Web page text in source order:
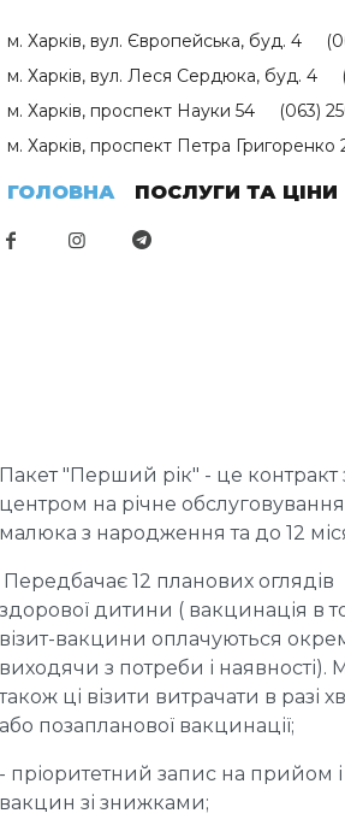
м. Харків, вул. Європейська, буд. 4
м. Харків, вул. Леся Сердюка, буд. 4
м. Харків, проспект Науки 54
(063)
м. Харків, проспект Петра Григоренко
ГОЛОВНА ПОСЛУГИ ТА ЦІНИ
Пакет "Перший рік" - це контракт
центром на річне
малюка з народження та до 12
Передбачає 12 планових оглядів
здорової дитини ( вакцинація в
візит-вакцини оплачуються
виходячи з потреби і наявності).
також ці візити витрачати в разі
або позапланової вакцинації;
- пріоритетний запис на прийом
вакцин зі знижками;